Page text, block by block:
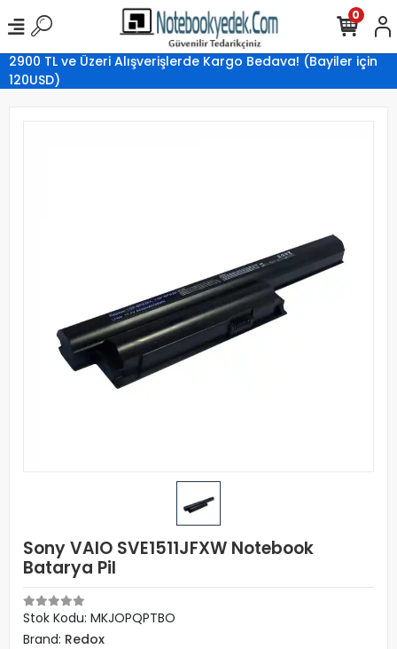
2900 TL ve Üzeri Alışverişlerde Kargo Bedava! (Bayiler için
120USD)
0
Sony VAIO SVE1511JFXW Notebook
Batarya Pil
Stok Kodu: MKJOPQPTBO
Brand: Redox